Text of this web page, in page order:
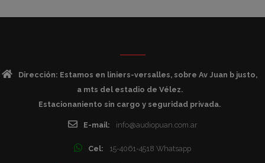
Dirección: Estamos en liniers-versalles, sobre Av Juan b justo,
a mts del estadio de Vélez.
Estacionaniento sin cargo y seguridad privada.
E-mail: info@audiopuan.com.ar
Cel: 15-4061-4518 Whatsapp